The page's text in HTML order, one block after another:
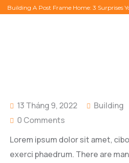
Building A Post Frame Home: 3 Surprises
13 Tháng 9, 2022 Building
0 Comments
Lorem ipsum dolor sit amet,
exerci phaedrum. There are